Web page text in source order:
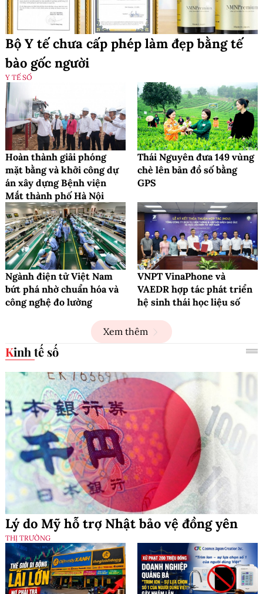
Bộ Y tế chưa cấp phép làm đẹp bằng tế
bào gốc người
Y TẾ SỐ
Hoàn thành giải phóng
mặt bằng và khởi công dự
án xây dựng Bệnh viện
Mắt thành phố Hà Nội
Thái Nguyên đưa 149 vùng
chè lên bản đồ số bằng
GPS
Ngành điện tử Việt Nam
bứt phá nhờ chuẩn hóa và
công nghệ đo lường
VNPT VinaPhone và
VAEDR hợp tác phát triển
hệ sinh thái học liệu số
Xem thêm
Kinh tế số
Lý do Mỹ hỗ trợ Nhật bảo vệ đồng yên
THỊ TRƯỜNG